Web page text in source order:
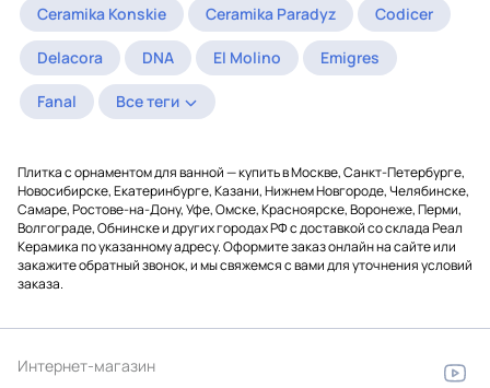
Ceramika Konskie Ceramika Paradyz Codicer
Delacora DNA El Molino Emigres
Fanal Все теги
Плитка с орнаментом для ванной — купить в Москве, Санкт-Петербурге,
Новосибирске, Екатеринбурге, Казани, Нижнем Новгороде, Челябинске,
Самаре, Ростове-на-Дону, Уфе, Омске, Красноярске, Воронеже, Перми,
Волгограде, Обнинске и других городах РФ с доставкой со склада Реал
Керамика по указанному адресу. Оформите заказ онлайн на сайте или
закажите обратный звонок, и мы свяжемся с вами для уточнения условий
заказа.
Интернет-магазин